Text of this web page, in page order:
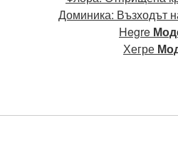
Доминика: Възходът
Hegre
Хегре